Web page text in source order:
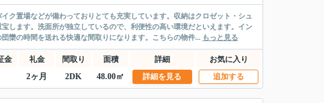
ク置場などが備わっておりとても充実しています。収納はクロゼット・シュ
します。洗面所が独立しているので、利便性の高い環境だといえます。イン
欒の時間を送れる快適な間取りになります。こちらの物件... もっと見る
金 礼金 間取り 面積 詳細
お気に入り
2ヶ月 2DK 48.00㎡ 詳細を見る 追加する